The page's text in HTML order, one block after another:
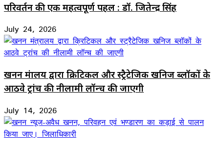
परिवर्तन की एक महत्वपूर्ण पहल : डॉ. जितेन्द्र सिंह
July 24, 2026
खनन मंत्रालय द्वारा क्रिटिकल और स्ट्रैटेजिक खनिज ब्लॉकों के
आठवे ट्रांच की नीलामी लॉन्च की जाएगी
July 14, 2026